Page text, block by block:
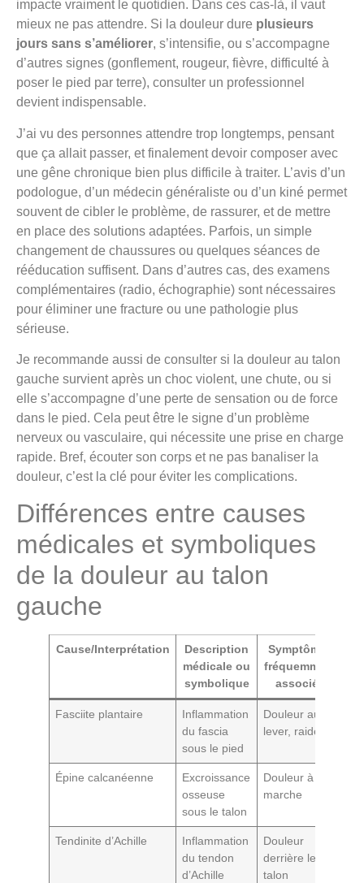
impacte vraiment le quotidien. Dans ces cas-là, il vaut
mieux ne pas attendre. Si la douleur dure plusieurs
jours sans s’améliorer, s’intensifie, ou s’accompagne
d’autres signes (gonflement, rougeur, fièvre, difficulté à
poser le pied par terre), consulter un professionnel
devient indispensable.
J’ai vu des personnes attendre trop longtemps, pensant
que ça allait passer, et finalement devoir composer avec
une gêne chronique bien plus difficile à traiter. L’avis d’un
podologue, d’un médecin généraliste ou d’un kiné permet
souvent de cibler le problème, de rassurer, et de mettre
en place des solutions adaptées. Parfois, un simple
changement de chaussures ou quelques séances de
rééducation suffisent. Dans d’autres cas, des examens
complémentaires (radio, échographie) sont nécessaires
pour éliminer une fracture ou une pathologie plus
sérieuse.
Je recommande aussi de consulter si la douleur au talon
gauche survient après un choc violent, une chute, ou si
elle s’accompagne d’une perte de sensation ou de force
dans le pied. Cela peut être le signe d’un problème
nerveux ou vasculaire, qui nécessite une prise en charge
rapide. Bref, écouter son corps et ne pas banaliser la
douleur, c’est la clé pour éviter les complications.
Différences entre causes
médicales et symboliques
de la douleur au talon
gauche
Cause/Interprétation
Description
médicale ou
symbolique
Symptômes
fréquemment
associés
Fasciite plantaire
Inflammation
du fascia
sous le pied
Douleur au
lever, raideur
Épine calcanéenne
Excroissance
osseuse
sous le talon
Douleur à la
marche
Tendinite d’Achille
Inflammation
du tendon
d’Achille
Douleur
derrière le
talon